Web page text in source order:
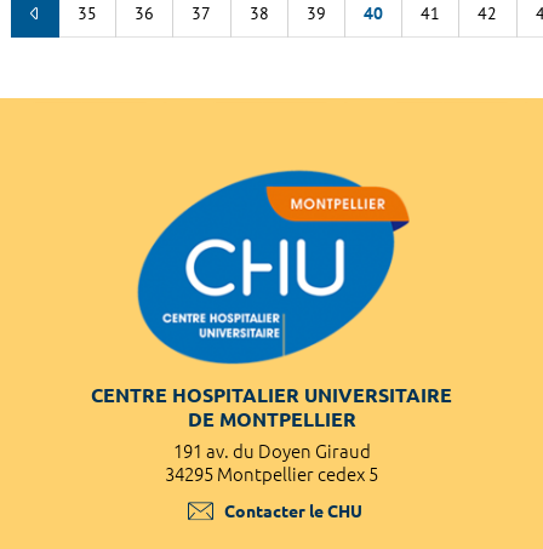
35 36 37 38 39 40 41 42
CENTRE HOSPITALIER UNIVERSITAIRE
DE MONTPELLIER
191 av. du Doyen Giraud
34295 Montpellier cedex 5
Contacter le CHU